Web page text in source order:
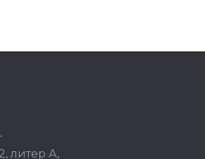
литер А,